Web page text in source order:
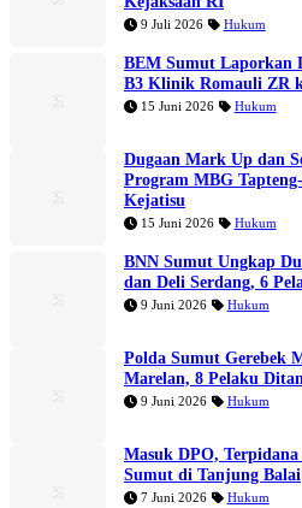
9 Juli 2026 Hukum
BEM Sumut Laporkan
B3 Klinik Romauli ZR
15 Juni 2026 Hukum
Dugaan Mark Up dan
Program MBG
Kejatisu
15 Juni 2026 Hukum
BNN Sumut Ungkap
dan Deli Serdang, 6
9 Juni 2026 Hukum
Polda Sumut Gerebek
Marelan, 8 Pelaku
9 Juni 2026 Hukum
Masuk DPO,
Sumut di Tanjung Balai
7 Juni 2026 Hukum